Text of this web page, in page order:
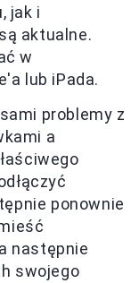
jak i
aktualne.
w
lub iPada.
problemy z
a
ponownie
następnie
swojego